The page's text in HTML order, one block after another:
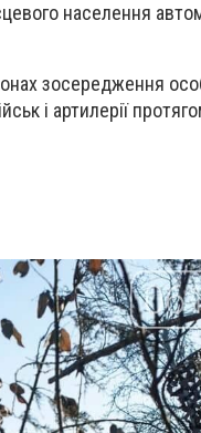
населення
зосередження
і артилерії